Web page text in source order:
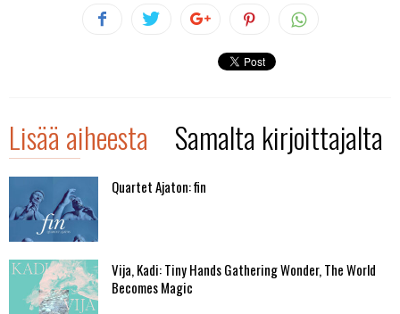
Lisää aiheesta Samalta kirjoittajalta
Quartet Ajaton: fin
Vija, Kadi: Tiny Hands Gathering Wonder, The World
Becomes Magic